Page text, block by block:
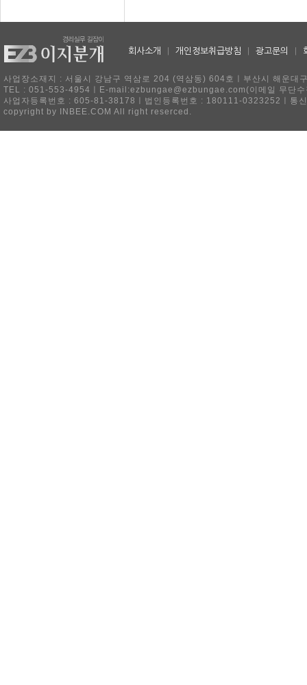
회사소개 개인정보취급방침 광고문의
사업장소재지 : 서울시 강남구 역삼로 204 (역삼동) 604호ㅣ부산시 해운
TEL : 051-553-4954ㅣE-mail:ezbungae@ezbungae.com(이메일 무단수
사업자등록번호 : 605-81-38178ㅣ법인등록번호 : 180111-0323252ㅣ통
copyright by INBEE.COM All right reserced.